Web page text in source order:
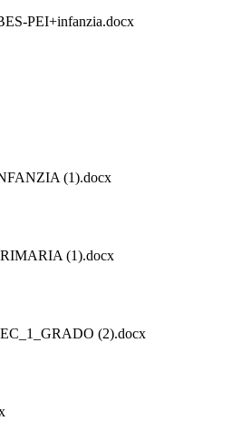
PEI+infanzia.docx
(1).docx
(1).docx
(2).docx